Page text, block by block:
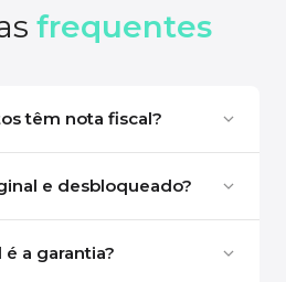
frequentes
têm nota fiscal?
e desbloqueado?
é a garantia?